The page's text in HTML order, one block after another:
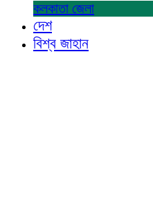
কলকাতা জেলা
দেশ
বিশ্ব জাহান